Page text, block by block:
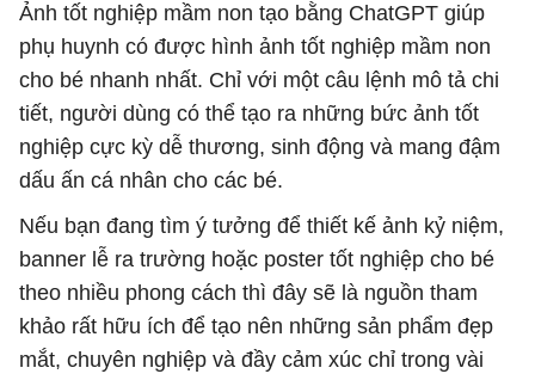
Ảnh tốt nghiệp mầm non tạo bằng ChatGPT giúp
phụ huynh có được hình ảnh tốt nghiệp mầm non
cho bé nhanh nhất. Chỉ với một câu lệnh mô tả chi
tiết, người dùng có thể tạo ra những bức ảnh tốt
nghiệp cực kỳ dễ thương, sinh động và mang đậm
dấu ấn cá nhân cho các bé.
Nếu bạn đang tìm ý tưởng để thiết kế ảnh kỷ niệm,
banner lễ ra trường hoặc poster tốt nghiệp cho bé
theo nhiều phong cách thì đây sẽ là nguồn tham
khảo rất hữu ích để tạo nên những sản phẩm đẹp
mắt, chuyên nghiệp và đầy cảm xúc chỉ trong vài